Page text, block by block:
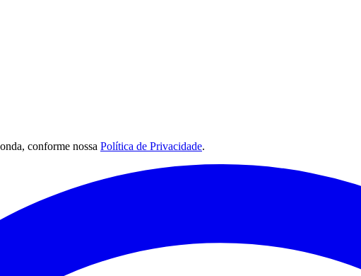
conforme nossa Política de Privacidade.